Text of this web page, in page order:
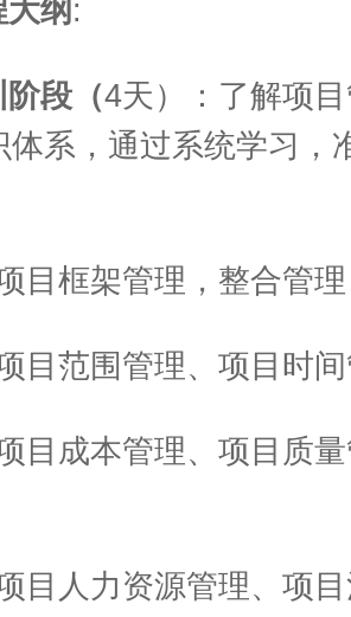
大纲 :
段（4天）：了解项
体系，通过系统学习，
目框架管理，整合管
目范围管理、项目时
目成本管理、项目质
目人力资源管理、项